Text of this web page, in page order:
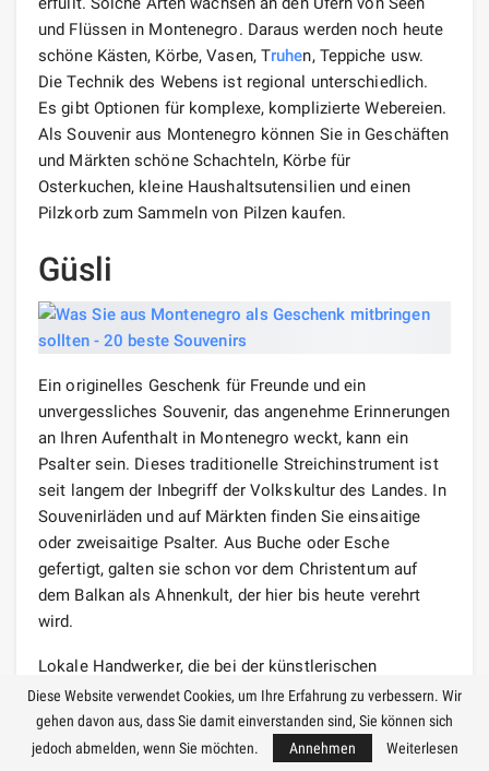
und Flüssen in Montenegro. Daraus werden noch heute
schöne Kästen, Körbe, Vasen, Truhen, Teppiche usw.
Die Technik des Webens ist regional unterschiedlich.
Es gibt Optionen für komplexe, komplizierte Webereien.
Als Souvenir aus Montenegro können Sie in Geschäften
und Märkten schöne Schachteln, Körbe für
Osterkuchen, kleine Haushaltsutensilien und einen
Pilzkorb zum Sammeln von Pilzen kaufen.
Güsli
Ein originelles Geschenk für Freunde und ein
unvergessliches Souvenir, das angenehme Erinnerungen
an Ihren Aufenthalt in Montenegro weckt, kann ein
Psalter sein. Dieses traditionelle Streichinstrument ist
seit langem der Inbegriff der Volkskultur des Landes. In
Souvenirläden und auf Märkten finden Sie einsaitige
oder zweisaitige Psalter. Aus Buche oder Esche
gefertigt, galten sie schon vor dem Christentum auf
dem Balkan als Ahnenkult, der hier bis heute verehrt
wird.
Lokale Handwerker, die bei der künstlerischen
Gestaltung der Instrumente konkurrieren, bieten Ihnen
eine Auswahl an Psaltern, die kunstvoll mit
Schnitzereien mit nationalen Ornamenten, Bildern von
Diese Website verwendet Cookies, um Ihre Erfahrung zu verbessern. Wir
gehen davon aus, dass Sie damit einverstanden sind, Sie können sich
jedoch abmelden, wenn Sie möchten.
Annehmen Weiterlesen